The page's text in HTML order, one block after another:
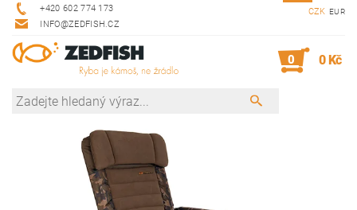
+420 602 774 173
INFO@ZEDFISH.CZ
CZK EUR
0 0 Kč